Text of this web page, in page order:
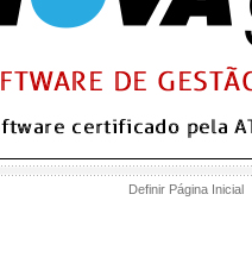
Definir Página Inicial